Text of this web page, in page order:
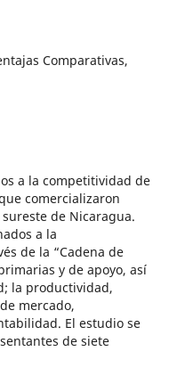
Comparativas,
a la competitividad de
comercializaron
de Nicaragua.
a la
de la “Cadena de
y de apoyo, así
la productividad,
mercado,
El estudio se
de siete